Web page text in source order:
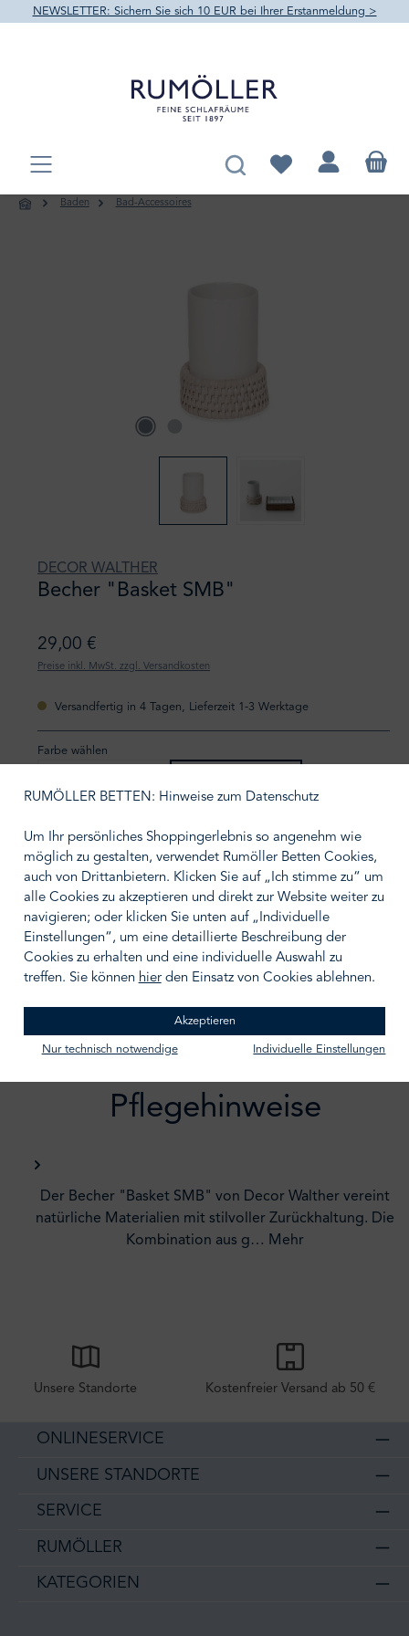
springen
NEWSLETTER: Sichern Sie sich 10 EUR bei Ihrer Erstanmeldung >
Du hast 0 Produkte
Baden Bad-Accessoires
DECOR WALTHER
Becher "Basket SMB"
29,00 €
Preise inkl. MwSt. zzgl. Versandkosten
Versandfertig in 4 Tagen, Lieferzeit 1-3 Werktage
Farbe wählen
IN DEN WARENKORB
Zum Merkzettel hinzufügen
Beschreibung /
Pflegehinweise
Der Becher "Basket SMB" von Decor Walther vereint
natürliche Materialien mit stilvoller Zurückhaltung. Die
Kombination aus g… Mehr
Unsere Standorte Kostenfreier Versand ab 50 €
ONLINESERVICE
UNSERE STANDORTE
SERVICE
RUMÖLLER
KATEGORIEN
RUMÖLLER BETTEN: Hinweise zum Datenschutz
Um Ihr persönliches Shoppingerlebnis so angenehm wie
möglich zu gestalten, verwendet Rumöller Betten Cookies,
auch von Drittanbietern. Klicken Sie auf „Ich stimme zu“ um
alle Cookies zu akzeptieren und direkt zur Website weiter zu
navigieren; oder klicken Sie unten auf „Individuelle
Einstellungen“, um eine detaillierte Beschreibung der
Cookies zu erhalten und eine individuelle Auswahl zu
treffen. Sie können hierden Einsatz von Cookies ablehnen.
Akzeptieren
Nur technisch notwendige Individuelle Einstellungen